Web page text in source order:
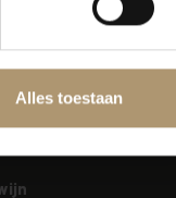
Alles toestaan